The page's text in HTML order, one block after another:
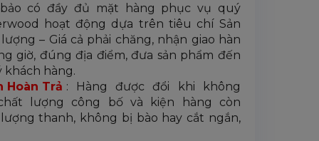
có đầy đủ mặt hàng phục vụ quý
hoạt động dựa trên tiêu chí Sản
– Giá cả phải chăng, nhận giao hàn
giờ, đúng địa điểm, đưa sản phẩm đến
khách hàng.
Hoàn Trả : Hàng được đổi khi không
lượng công bố và kiện hàng còn
thanh, không bị bào hay cắt ngắn,